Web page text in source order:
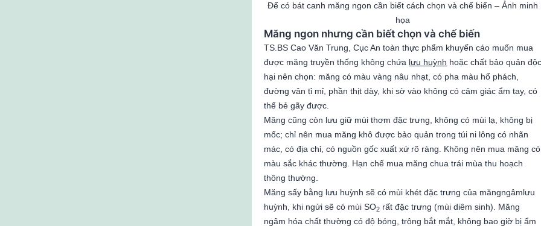
Để có bát canh măng ngon cần biết cách chọn và chế biến – Ảnh minh
họa
Măng ngon nhưng cần biết chọn và chế biến
TS.BS Cao Văn Trung, Cục An toàn thực phẩm khuyến cáo muốn mua
được măng truyền thống không chứa lưu huỳnh hoặc chất bảo quản độc
hại nên chọn: măng có màu vàng nâu nhạt, có pha màu hổ phách,
đường vân tỉ mỉ, phần thịt dày, khi sờ vào không có cảm giác ẩm tay, có
thể bẻ gãy được.
Măng cũng còn lưu giữ mùi thơm đặc trưng, không có mùi lạ, không bị
mốc; chỉ nên mua măng khô được bảo quản trong túi ni lông có nhãn
mác, có địa chỉ, có nguồn gốc xuất xứ rõ ràng. Không nên mua măng có
màu sắc khác thường. Hạn chế mua măng chua trái mùa thu hoạch
thông thường.
Măng sấy bằng lưu huỳnh sẽ có mùi khét đặc trưng của măngngâmlưu
huỳnh, khi ngửi sẽ có mùi SO2 rất đặc trưng (mùi diêm sinh). Măng
ngâm hóa chất thường có độ bóng, trông bắt mắt, không bao giờ bị ẩm